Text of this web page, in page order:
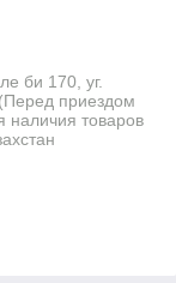
би 170, уг.
приездом
наличия товаров